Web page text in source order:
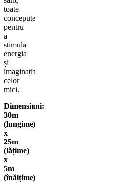
toate
concepute
pentru
a
stimula
energia
și
imaginația
celor
mici.
Dimensiuni:
30m
(lungime)
x
25m
(lățime)
x
5m
(înălțime)